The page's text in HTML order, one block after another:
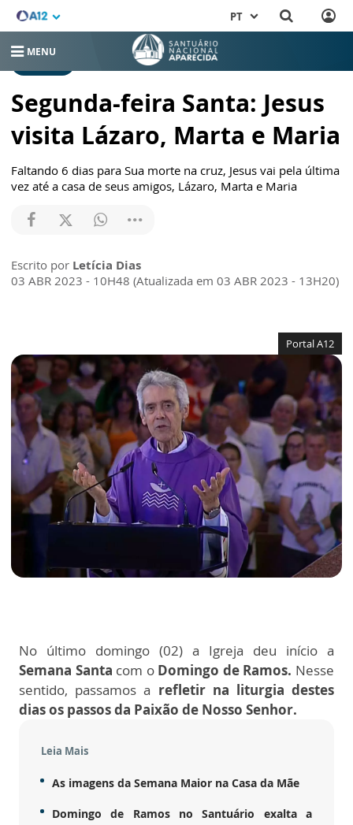
PT
MENU
Segunda-feira Santa: Jesus
visita Lázaro, Marta e Maria
Faltando 6 dias para Sua morte na cruz, Jesus vai pela última
vez até a casa de seus amigos, Lázaro, Marta e Maria
Escrito por Letícia Dias
03 ABR 2023 - 10H48 (Atualizada em 03 ABR 2023 - 13H20)
Portal A12
No último domingo (02) a Igreja deu início a
Semana Santa com o Domingo de Ramos. Nesse
sentido, passamos a refletir na liturgia destes
dias os passos da Paixão de Nosso Senhor.
Leia Mais
As imagens da Semana Maior na Casa da Mãe
Domingo de Ramos no Santuário exalta a